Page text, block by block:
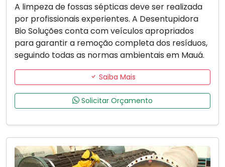
A limpeza de fossas sépticas deve ser realizada
por profissionais experientes. A Desentupidora
Bio Soluções conta com veículos apropriados
para garantir a remoção completa dos resíduos,
seguindo todas as normas ambientais em Mauá.
Saiba Mais
Solicitar Orçamento